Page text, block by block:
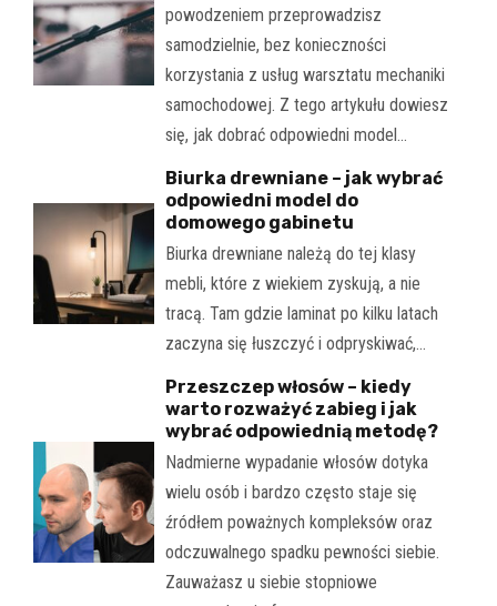
powodzeniem przeprowadzisz
samodzielnie, bez konieczności
korzystania z usług warsztatu mechaniki
samochodowej. Z tego artykułu dowiesz
się, jak dobrać odpowiedni model…
Biurka drewniane – jak wybrać
odpowiedni model do
domowego gabinetu
Biurka drewniane należą do tej klasy
mebli, które z wiekiem zyskują, a nie
tracą. Tam gdzie laminat po kilku latach
zaczyna się łuszczyć i odpryskiwać,…
Przeszczep włosów – kiedy
warto rozważyć zabieg i jak
wybrać odpowiednią metodę?
Nadmierne wypadanie włosów dotyka
wielu osób i bardzo często staje się
źródłem poważnych kompleksów oraz
odczuwalnego spadku pewności siebie.
Zauważasz u siebie stopniowe